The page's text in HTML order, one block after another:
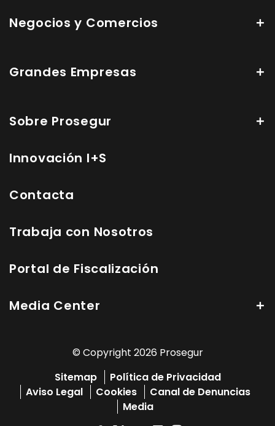
Negocios y Comercios
Grandes Empresas
Sobre Prosegur
Innovación I+S
Contacta
Trabaja con Nosotros
Portal de Fiscalización
Media Center
© Copyright 2026 Prosegur
Sitemap
Política de Privacidad
Aviso Legal
Cookies
Canal de Denuncias
Media